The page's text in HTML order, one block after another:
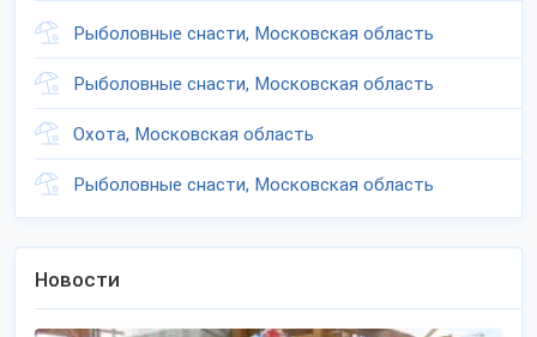
Рыболовные снасти, Московская область
Рыболовные снасти, Московская область
Охота, Московская область
Рыболовные снасти, Московская область
Новости